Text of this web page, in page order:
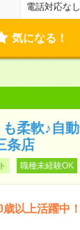
電話対応なし
気になる！
も柔軟♪自
条店
職種未経験OK
歳以上活躍中